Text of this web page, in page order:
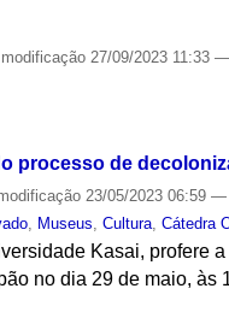
27/09/2023 11:33—
processo de
23/05/2023 06:59—
, Museus,Cultura,Cátedra
Kasai, profere
no dia 29 de maio, às